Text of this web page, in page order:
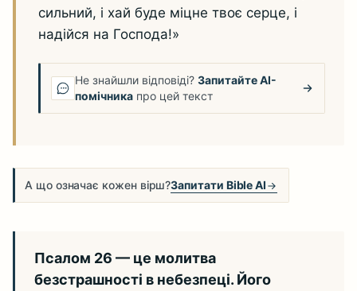
сильний, і хай буде міцне твоє серце, і
надійся на Господа!»
Не знайшли відповіді? Запитайте AI-
помічника про цей текст
А що означає кожен вірш?Запитати Bible AI
Псалом 26 — це молитва
безстрашності в небезпеці. Його